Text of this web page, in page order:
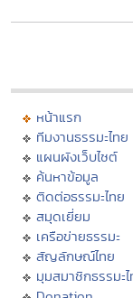
หน้าแรก
ทีมงานธรรมะไทย
แผนผังเว็บไซต์
ค้นหาข้อมูล
ติดต่อธรรมะไทย
สมุดเยี่ยม
เครือข่ายธรรมะ
สัญลักษณ์ไทย
มุมสมาชิกธรรมะ